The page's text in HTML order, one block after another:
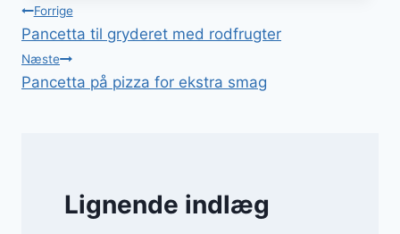
Indlægsnavigation
Forrige
Pancetta til gryderet med rodfrugter
Næste
Pancetta på pizza for ekstra smag
Lignende indlæg